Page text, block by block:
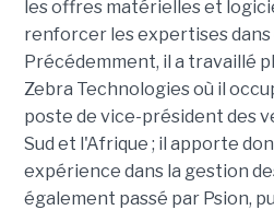
les offres matérielles et
renforcer les expertises dans
Précédemment, il a travaillé
Zebra Technologies où il
poste de vice-président des
Sud et l'Afrique ; il apporte
expérience dans la gestion
également passé par Psion,